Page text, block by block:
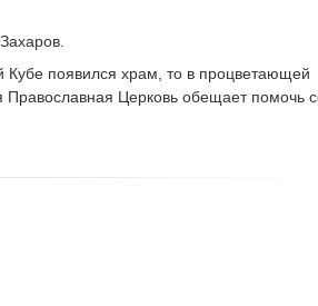
Кубе появился храм, то в процветающей
Церковь обещает помочь